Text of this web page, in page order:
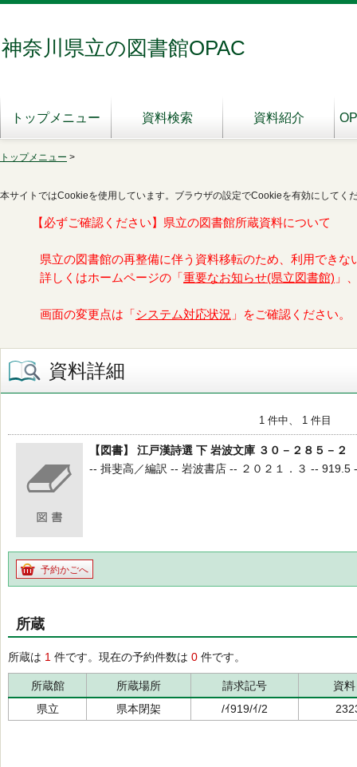
神奈川県立の図書館OPAC
トップメニュー 資料検索 資料紹介
トップメニュー >
本サイトではCookieを使用しています。ブラウザの設定でCookieを有効にしてく
【必ずご確認ください】県立の図書館所蔵資料について
県立の図書館の再整備に伴う資料移転のため、利用できな
詳しくはホームページの「 重要なお知らせ(県立図書館) 」
画面の変更点は「 システム対応状況 」をご確認ください。
資料詳細
1 件中、 1 件目
【図書】 江戸漢詩選 下 岩波文庫 ３０－２８５－２
-- 揖斐高／編訳 -- 岩波書店 -- ２０２１．３ -- 919.5
予約かごへ
所蔵
所蔵は 1 件です。現在の予約件数は 0 件です。
所蔵館 所蔵場所 請求記号
資
県立
県本閉架 /ｲ919/ｲ/2